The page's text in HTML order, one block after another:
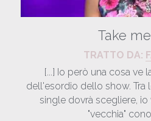
Take
TRATTO DA:
[...] Io però una cosa ve
dell'esordio dello show. Tra
single dovrà scegliere, io
"vecchia"